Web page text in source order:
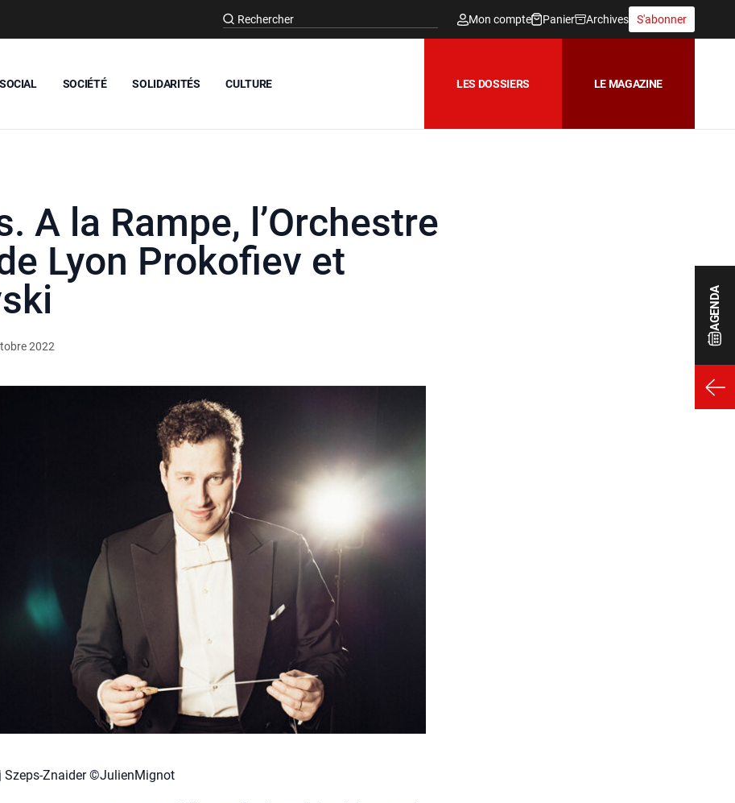
AGENDA
Mon compte Panier Archives S'abonner
SOCIAL SOCIÉTÉ SOLIDARITÉS CULTURE LES DOSSIERS LE MAGAZINE
A la Rampe, l’Orchestre
Lyon Prokofiev et
2022
Szeps-Znaider ©JulienMignot